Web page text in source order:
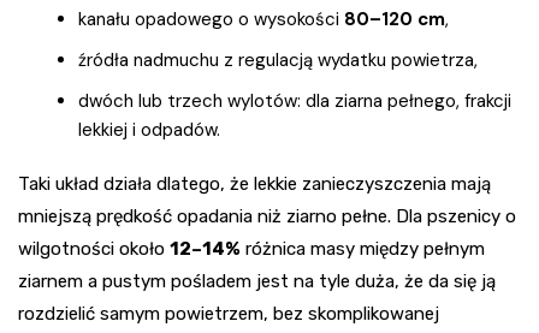
kanału opadowego o wysokości 80–120 cm,
źródła nadmuchu z regulacją wydatku powietrza,
dwóch lub trzech wylotów: dla ziarna pełnego, frakcji
lekkiej i odpadów.
Taki układ działa dlatego, że lekkie zanieczyszczenia mają
mniejszą prędkość opadania niż ziarno pełne. Dla pszenicy o
wilgotności około 12–14% różnica masy między pełnym
ziarnem a pustym pośladem jest na tyle duża, że da się ją
rozdzielić samym powietrzem, bez skomplikowanej